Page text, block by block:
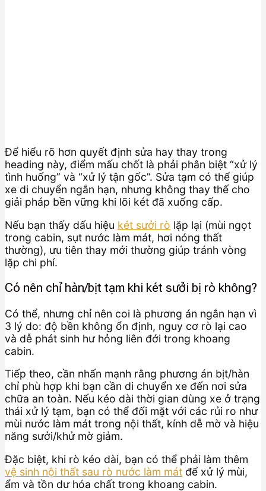
Để hiểu rõ hơn quyết định sửa hay thay trong
heading này, điểm mấu chốt là phải phân biệt “xử lý
tình huống” và “xử lý tận gốc”. Sửa tạm có thể giúp
xe di chuyển ngắn hạn, nhưng không thay thế cho
giải pháp bền vững khi lõi két đã xuống cấp.
Nếu bạn thấy dấu hiệu két sưởi rò lặp lại (mùi ngọt
trong cabin, sụt nước làm mát, hơi nóng thất
thường), ưu tiên thay mới thường giúp tránh vòng
lặp chi phí.
Có nên chỉ hàn/bịt tạm khi két sưởi bị rò không?
Có thể, nhưng chỉ nên coi là phương án ngắn hạn vì
3 lý do: độ bền không ổn định, nguy cơ rò lại cao
và dễ phát sinh hư hỏng liên đới trong khoang
cabin.
Tiếp theo, cần nhấn mạnh rằng phương án bịt/hàn
chỉ phù hợp khi bạn cần di chuyển xe đến nơi sửa
chữa an toàn. Nếu kéo dài thời gian dùng xe ở trạng
thái xử lý tạm, bạn có thể đối mặt với các rủi ro như
mùi nước làm mát trong nội thất, kính dễ mờ và hiệu
năng sưởi/khử mờ giảm.
Đặc biệt, khi rò kéo dài, bạn có thể phải làm thêm
vệ sinh nội thất sau rò nước làm mát để xử lý mùi,
ẩm và tồn dư hóa chất trong khoang cabin.